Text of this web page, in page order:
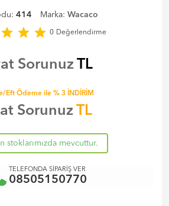
414 Marka: Wacaco
star star star 0 Değerlendirme
Sorunuz TL
Eft Ödeme ile % 3 İNDİRİM
SorunuzTL
stoklarımızda mevcuttur.
TELEFONDA SİPARİŞ VER
08505150770